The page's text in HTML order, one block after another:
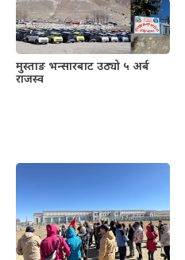
मुस्ताङ भन्सारबाट उठ्यो ५ अर्ब
राजस्व